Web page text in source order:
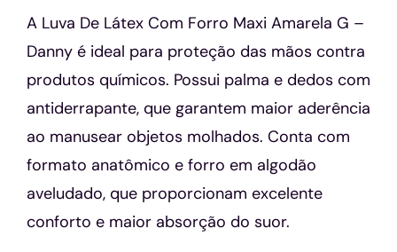
A Luva De Látex Com Forro Maxi Amarela G –
Danny é ideal para proteção das mãos contra
produtos químicos. Possui palma e dedos com
antiderrapante, que garantem maior aderência
ao manusear objetos molhados. Conta com
formato anatômico e forro em algodão
aveludado, que proporcionam excelente
conforto e maior absorção do suor.